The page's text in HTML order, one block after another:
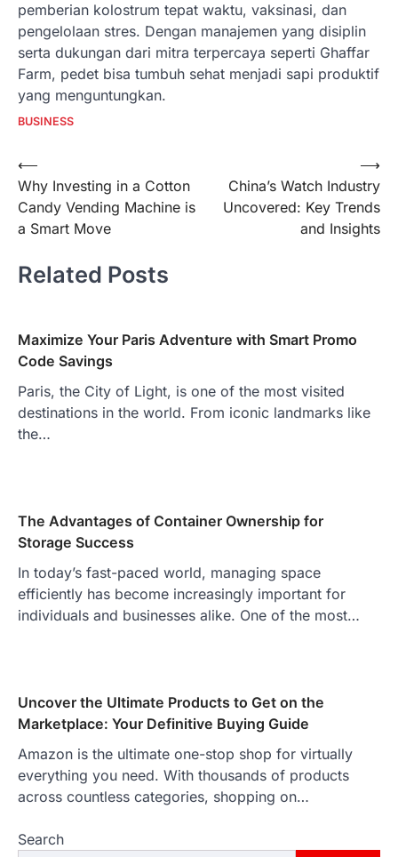
pemberian kolostrum tepat waktu, vaksinasi, dan
pengelolaan stres. Dengan manajemen yang disiplin
serta dukungan dari mitra terpercaya seperti Ghaffar
Farm, pedet bisa tumbuh sehat menjadi sapi produktif
yang menguntungkan.
BUSINESS
Post
navigation
⟵
Why Investing in a Cotton
Candy Vending Machine is
a Smart Move
China’s Watch Industry
Uncovered: Key Trends
and Insights
⟶
Related Posts
Maximize Your Paris Adventure with Smart Promo
Code Savings
Paris, the City of Light, is one of the most visited
destinations in the world. From iconic landmarks like
the…
The Advantages of Container Ownership for
Storage Success
In today’s fast-paced world, managing space
efficiently has become increasingly important for
individuals and businesses alike. One of the most…
Uncover the Ultimate Products to Get on the
Marketplace: Your Definitive Buying Guide
Amazon is the ultimate one-stop shop for virtually
everything you need. With thousands of products
across countless categories, shopping on…
Search